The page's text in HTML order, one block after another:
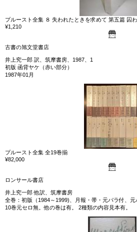
プルースト全集 ８ 失われたときを求めて 第五篇 囚
¥1,210
古書の旭文堂書店
井上究一郎 訳、筑摩書房、1987、1
初版 函背ヤケ（赤い部分）
1987年01月
プルースト全集 全19巻揃
¥82,000
ロンサール書店
井上究一郎 他訳、筑摩書房
全巻：初版（1984～1999)、月報・帯・元パラ付、
10巻元セロ無。他の巻は有。 2種類の内容見本有。